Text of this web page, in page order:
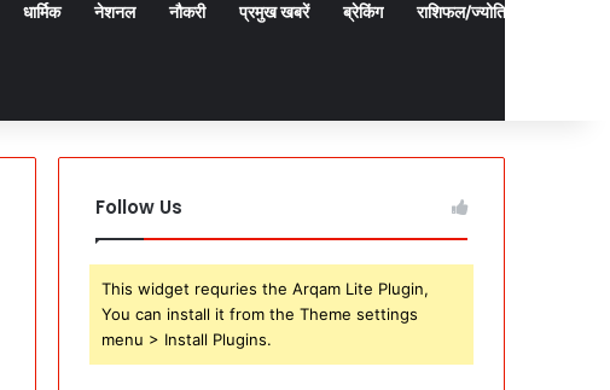
धार्मिक नेशनल नौकरी प्रमुख खबरें ब्रेकिंग राशिफल/ज्योतिष
Follow Us
This widget requries the Arqam Lite Plugin,
You can install it from the Theme settings
menu > Install Plugins.